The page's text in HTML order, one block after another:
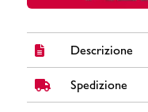
Descrizione
Accompagna ogni
l'energia delle
Spedizione